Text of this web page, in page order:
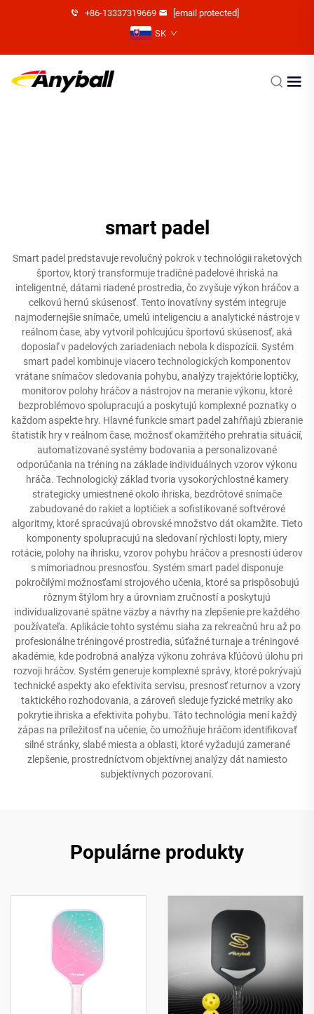
+86-13337319669
[email protected]
SK
smart padel
Smart padel predstavuje revolučný pokrok v technológii raketových
športov, ktorý transformuje tradičné padelové ihriská na
inteligentné, dátami riadené prostredia, čo zvyšuje výkon hráčov a
celkovú hernú skúsenosť. Tento inovatívny systém integruje
najmodernejšie snímače, umelú inteligenciu a analytické nástroje v
reálnom čase, aby vytvoril pohlcujúcu športovú skúsenosť, aká
doposiaľ v padelových zariadeniach nebola k dispozícii. Systém
smart padel kombinuje viacero technologických komponentov
vrátane snímačov sledovania pohybu, analýzy trajektórie loptičky,
monitorov polohy hráčov a nástrojov na meranie výkonu, ktoré
bezproblémovo spolupracujú a poskytujú komplexné poznatky o
každom aspekte hry. Hlavné funkcie smart padel zahŕňajú zbieranie
štatistík hry v reálnom čase, možnosť okamžitého prehratia situácií,
automatizované systémy bodovania a personalizované
odporúčania na tréning na základe individuálnych vzorov výkonu
hráča. Technologický základ tvoria vysokorýchlostné kamery
strategicky umiestnené okolo ihriska, bezdrôtové snímače
zabudované do rakiet a loptičiek a sofistikované softvérové
algoritmy, ktoré spracúvajú obrovské množstvo dát okamžite. Tieto
komponenty spolupracujú na sledovaní rýchlosti lopty, miery
rotácie, polohy na ihrisku, vzorov pohybu hráčov a presnosti úderov
s mimoriadnou presnosťou. Systém smart padel disponuje
pokročilými možnosťami strojového učenia, ktoré sa prispôsobujú
rôznym štýlom hry a úrovniam zručností a poskytujú
individualizované spätne väzby a návrhy na zlepšenie pre každého
používateľa. Aplikácie tohto systému siaha za rekreačnú hru až po
profesionálne tréningové prostredia, súťažné turnaje a tréningové
akadémie, kde podrobná analýza výkonu zohráva kľúčovú úlohu pri
rozvoji hráčov. Systém generuje komplexné správy, ktoré pokrývajú
technické aspekty ako efektivita servisu, presnosť returnov a vzory
taktického rozhodovania, a zároveň sleduje fyzické metriky ako
pokrytie ihriska a efektivita pohybu. Táto technológia mení každý
zápas na príležitosť na učenie, čo umožňuje hráčom identifikovať
silné stránky, slabé miesta a oblasti, ktoré vyžadujú zamerané
zlepšenie, prostredníctvom objektívnej analýzy dát namiesto
subjektívnych pozorovaní.
Populárne produkty